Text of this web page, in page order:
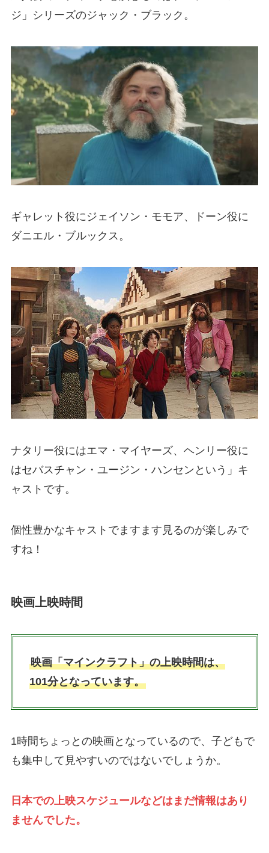
ジ」シリーズのジャック・ブラック。
ギャレット役にジェイソン・モモア、ドーン役に
ダニエル・ブルックス。
ナタリー役にはエマ・マイヤーズ、ヘンリー役に
はセバスチャン・ユージン・ハンセンという」キ
ャストです。
個性豊かなキャストでますます見るのが楽しみで
すね！
映画上映時間
映画「マインクラフト」の上映時間は、
101分となっています。
1時間ちょっとの映画となっているので、子どもで
も集中して見やすいのではないでしょうか。
日本での上映スケジュールなどはまだ情報はあり
ませんでした。